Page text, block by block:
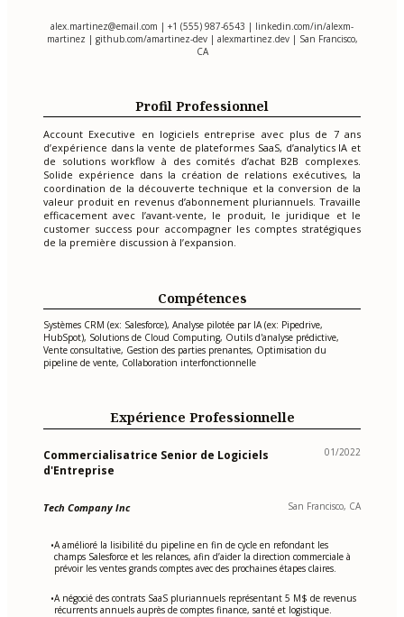
alex.martinez@email.com | +1 (555) 987-6543 | linkedin.com/in/alexm-
martinez | github.com/amartinez-dev | alexmartinez.dev | San Francisco,
CA
Profil Professionnel
Account Executive en logiciels entreprise avec plus de 7 ans
d’expérience dans la vente de plateformes SaaS, d’analytics IA et
de solutions workflow à des comités d’achat B2B complexes.
Solide expérience dans la création de relations exécutives, la
coordination de la découverte technique et la conversion de la
valeur produit en revenus d’abonnement pluriannuels. Travaille
efficacement avec l’avant-vente, le produit, le juridique et le
customer success pour accompagner les comptes stratégiques
de la première discussion à l’expansion.
Compétences
Systèmes CRM (ex: Salesforce), Analyse pilotée par IA (ex: Pipedrive,
HubSpot), Solutions de Cloud Computing, Outils d'analyse prédictive,
Vente consultative, Gestion des parties prenantes, Optimisation du
pipeline de vente, Collaboration interfonctionnelle
Expérience Professionnelle
Commercialisatrice Senior de Logiciels
d'Entreprise
01/2022
Tech Company Inc San Francisco, CA
•A amélioré la lisibilité du pipeline en fin de cycle en refondant les
champs Salesforce et les relances, afin d’aider la direction commerciale à
prévoir les ventes grands comptes avec des prochaines étapes claires.
•A négocié des contrats SaaS pluriannuels représentant 5 M$ de revenus
récurrents annuels auprès de comptes finance, santé et logistique.